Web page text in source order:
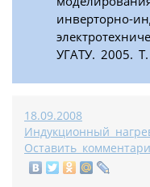
инверторно-
УГАТУ. 2005.
18.09.2008
Индукционный
Оставить